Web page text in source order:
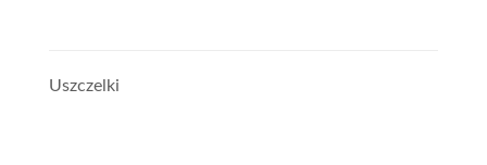
Uszczelki